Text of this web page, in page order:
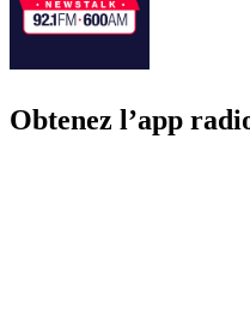
Obtenez l’app